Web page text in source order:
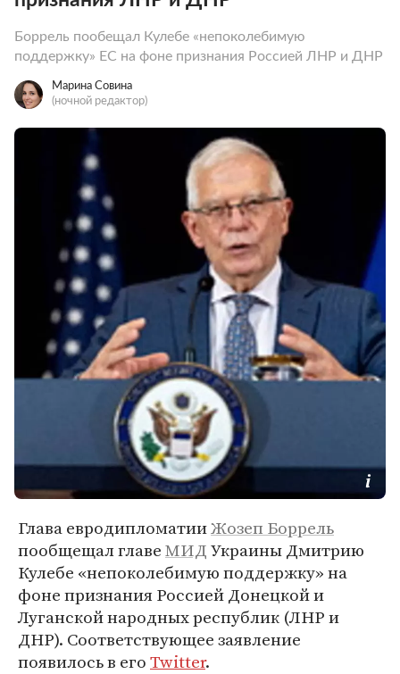
Боррель пообещал Кулебе «непоколебимую
поддержку» ЕС на фоне признания Россией ЛНР и ДНР
Марина Совина
(ночной редактор)
Глава евродипломатииЖозеп Боррель
пообщещал главеМИДУкраины Дмитрию
Кулебе «непоколебимую поддержку» на
фоне признания Россией Донецкой и
Луганской народных республик (ЛНР и
ДНР). Соответствующее заявление
появилось в егоTwitter.